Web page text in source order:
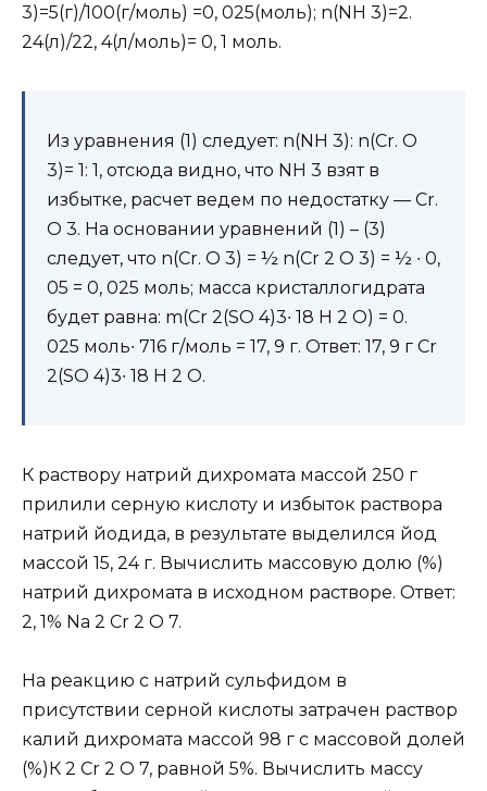
3)=5(г)/100(г/моль) =0, 025(моль); n(NH 3)=2.
24(л)/22, 4(л/моль)= 0, 1 моль.
Из уравнения (1) следует: n(NH 3): n(Cr. O
3)= 1: 1, отсюда видно, что NH 3 взят в
избытке, расчет ведем по недостатку — Cr.
O 3. На основании уравнений (1) – (3)
следует, что n(Cr. O 3) = ½ n(Cr 2 O 3) = ½ ∙ 0,
05 = 0, 025 моль; масса кристаллогидрата
будет равна: m(Cr 2(SO 4)3∙ 18 H 2 O) = 0.
025 моль∙ 716 г/моль = 17, 9 г. Ответ: 17, 9 г Cr
2(SO 4)3∙ 18 H 2 O.
К раствору натрий дихромата массой 250 г
прилили серную кислоту и избыток раствора
натрий йодида, в результате выделился йод
массой 15, 24 г. Вычислить массовую долю (%)
натрий дихромата в исходном растворе. Ответ:
2, 1% Na 2 Cr 2 O 7.
На реакцию с натрий сульфидом в
присутствии серной кислоты затрачен раствор
калий дихромата массой 98 г с массовой долей
(%)К 2 Cr 2 O 7, равной 5%. Вычислить массу